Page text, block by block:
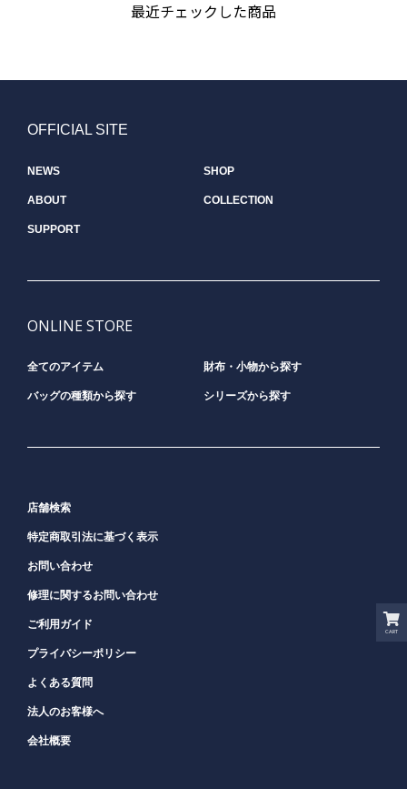
CART
最近チェックした商品
OFFICIAL SITE
NEWS SHOP
ABOUT COLLECTION
SUPPORT
ONLINE STORE
全てのアイテム 財布・小物から探す
バッグの種類から探す シリーズから探す
店舗検索
特定商取引法に基づく表示
お問い合わせ
修理に関するお問い合わせ
ご利用ガイド
プライバシーポリシー
よくある質問
法人のお客様へ
会社概要